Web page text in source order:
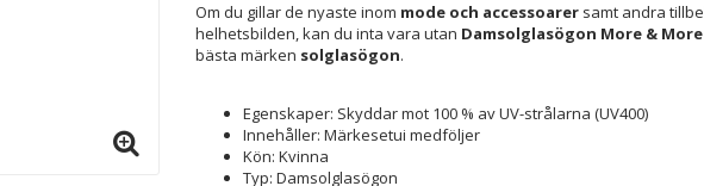
Om du gillar de nyaste inom mode och accessoarersamt andra
helhetsbilden, kan du inta vara utan Damsolglasögon More & More
bästa märken solglasögon.
Egenskaper: Skyddar mot 100 % av UV-strålarna (UV400)
Innehåller: Märkesetui medföljer
Kön: Kvinna
Typ: Damsolglasögon